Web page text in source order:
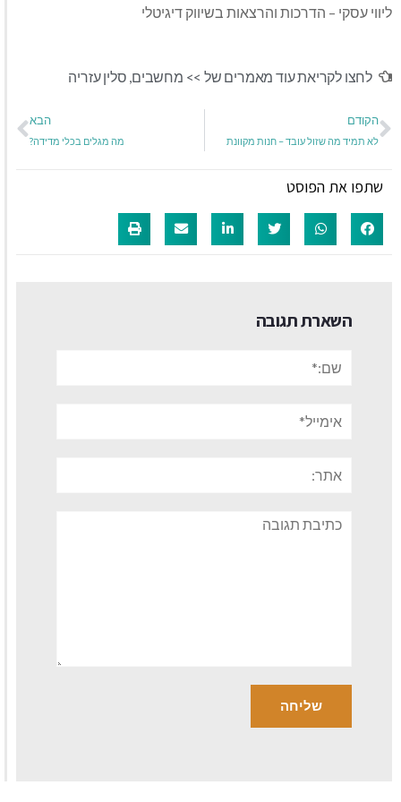
ליווי עסקי – הדרכות והרצאות בשיווק דיגיטלי
לחצו לקריאת עוד מאמרים של >> מחשבים, סלין עזריה
הקודם
לא תמיד מה שזול עובד – חנות מקוונת
הבא
מה מגלים בכלי מדידה?
שתפו את הפוסט
השארת תגובה
תגובה